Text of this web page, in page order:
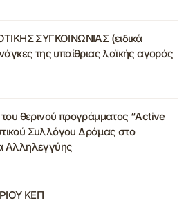
ΣΥΓΚΟΙΝΩΝΙΑΣ (ειδικά
της υπαίθριας λαϊκής αγοράς
θερινού προγράμματος “Active
Συλλόγου Δράμας στο
Αλληλεγγύης
ΚΕΠ